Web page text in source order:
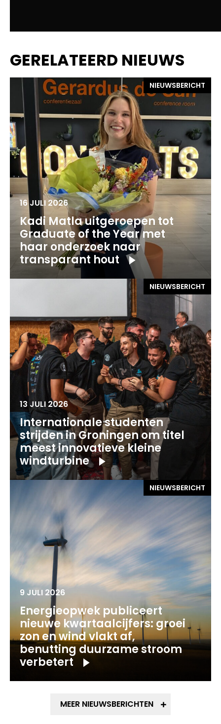
GERELATEERD NIEUWS
NIEUWSBERICHT
16 JULI 2026
Kadi Matla uitgeroepen tot
Graduate of the Year met
haar onderzoek naar
transparant hout
NIEUWSBERICHT
13 JULI 2026
Internationale studenten
strijden in Groningen om titel
meest innovatieve kleine
windturbine
NIEUWSBERICHT
9 JULI 2026
Energieopwek publiceert
nieuwe kwartaalcijfers: groei
zon en wind vlakt af,
benutting duurzame stroom
verbetert
MEER NIEUWSBERICHTEN